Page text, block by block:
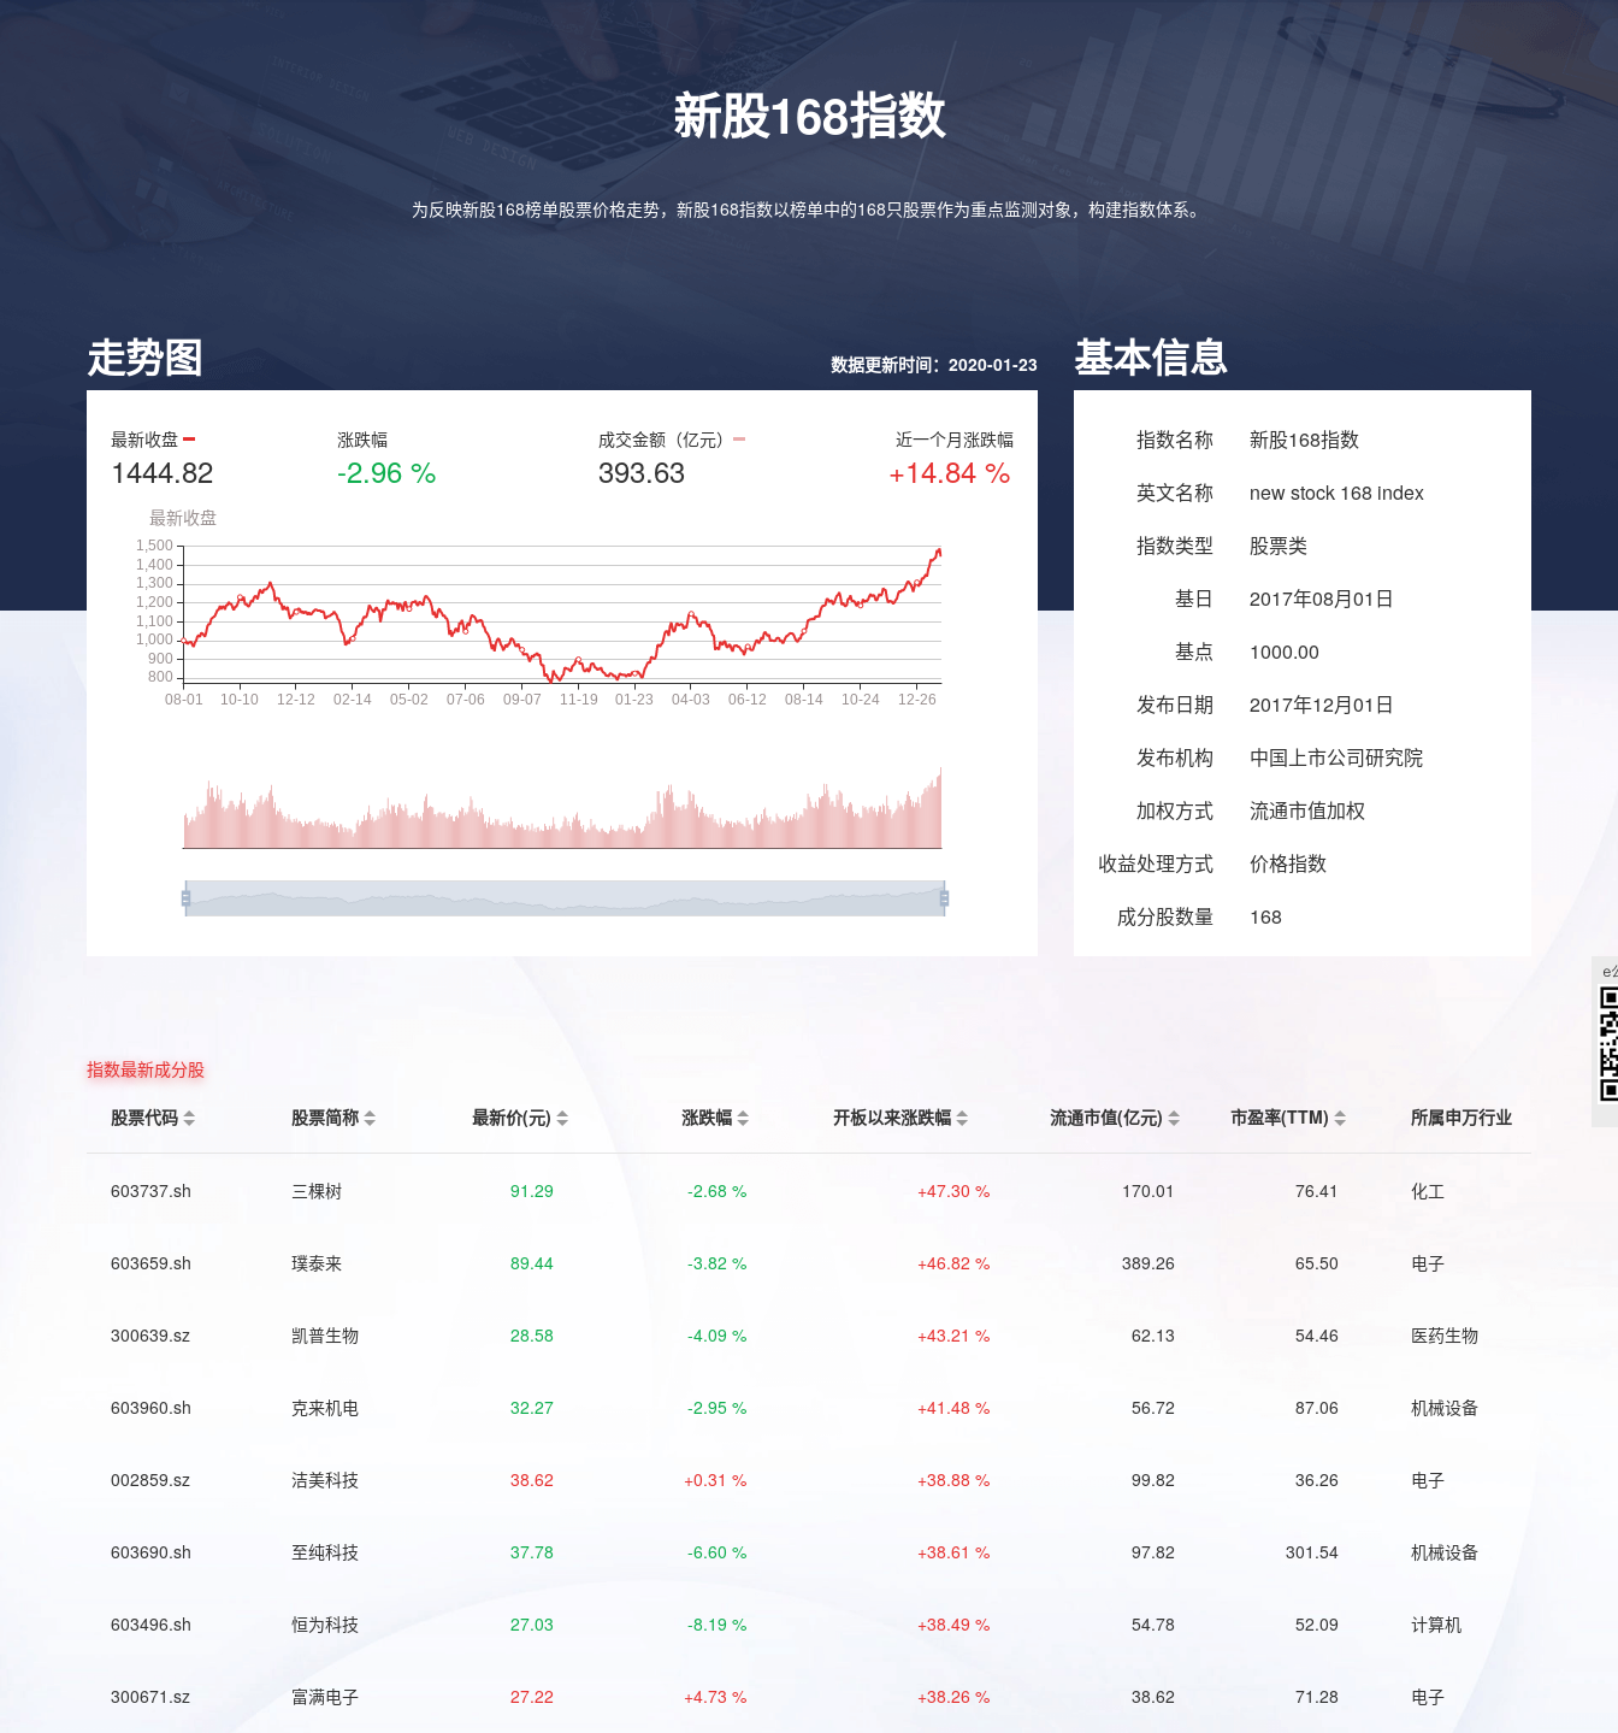
新股168指数
为反映新股168榜单股票价格走势，新股168指数以榜单中的168只股票作为重点监测对象，构建指数体系。
走势图 数据更新时间：2020-01-23
最新收盘
1444.82
涨跌幅
-2.96 %
成交金额（亿元）
393.63
近一个月涨跌幅
+14.84 %
基本信息
指数名称
新股168指数
英文名称
new stock 168 index
指数类型
股票类
基日
2017年08月01日
基点
1000.00
发布日期
2017年12月01日
发布机构
中国上市公司研究院
加权方式
流通市值加权
收益处理方式
价格指数
成分股数量
168
指数最新成分股
股票代码
股票简称 最新价(元) 涨跌幅 开板以来涨跌幅 流通市值(亿元) 市盈率(TTM) 所属申万行业
603737.sh 三棵树 91.29 -2.68 % +47.30 % 170.01 76.41 化工
603659.sh 璞泰来 89.44 -3.82 % +46.82 % 389.26 65.50 电子
300639.sz 凯普生物 28.58 -4.09 % +43.21 % 62.13 54.46 医药生物
603960.sh 克来机电 32.27 -2.95 % +41.48 % 56.72 87.06 机械设备
002859.sz 洁美科技 38.62 +0.31 % +38.88 % 99.82 36.26 电子
603690.sh 至纯科技 37.78 -6.60 % +38.61 % 97.82 301.54 机械设备
603496.sh 恒为科技 27.03 -8.19 % +38.49 % 54.78 52.09 计算机
300671.sz 富满电子 27.22 +4.73 % +38.26 % 38.62 71.28 电子